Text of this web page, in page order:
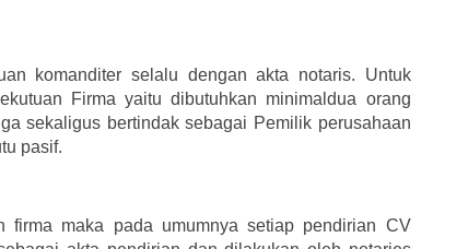
komanditer selalu dengan akta notaris. Untuk
Firma yaitu dibutuhkan minimaldua orang
sekaligus bertindak sebagai Pemilik perusahaan
pasif.
firma maka pada umumnya setiap pendirian CV